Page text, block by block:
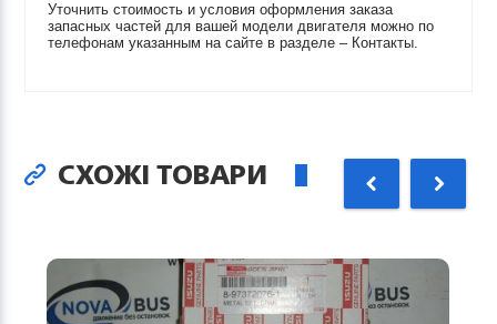
Уточнить стоимость и условия оформления заказа
запасных частей для вашей модели двигателя можно по
телефонам указанным на сайте в разделе – Контакты.
СХОЖІ ТОВАРИ